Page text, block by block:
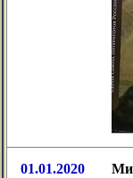
01.01.2020